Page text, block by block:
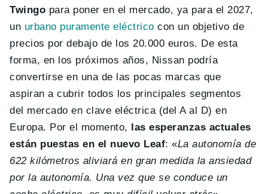
Twingo para poner en el mercado, ya para el 2027,
un urbano puramente eléctrico con un objetivo de
precios por debajo de los 20.000 euros. De esta
forma, en los próximos años, Nissan podría
convertirse en una de las pocas marcas que
aspiran a cubrir todos los principales segmentos
del mercado en clave eléctrica (del A al D) en
Europa. Por el momento, las esperanzas actuales
están puestas en el nuevo Leaf: «La autonomía de
622 kilómetros aliviará en gran medida la ansiedad
por la autonomía. Una vez que se conduce un